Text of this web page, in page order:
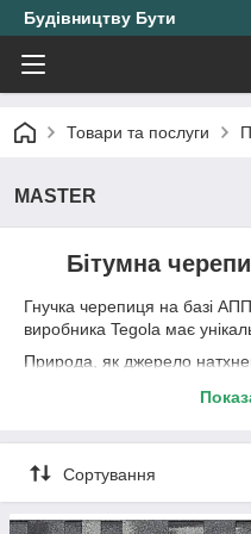
Будівництву Бути
Товари та послуги
MASTER
Бітумна
Гнучка черепиця на базі
виробника Tegola має
Природа, як джерело
високу ефективність.
ідеальною гідроізоляцією.
Сортування